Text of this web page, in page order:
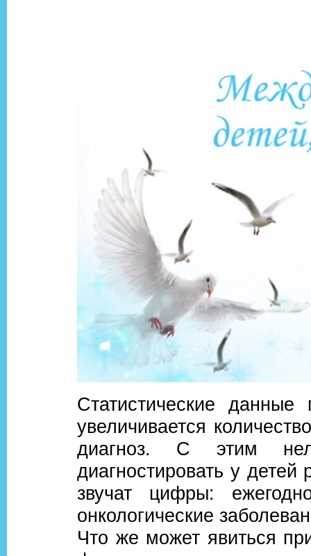
Статистические
увеличивается
диагноз. С этим
диагностировать у
звучат цифры:
онкологические
Что же может явиться